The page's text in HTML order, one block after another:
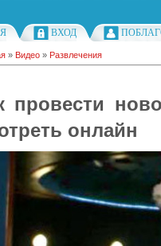
ВХОД
» Видео » Развлечения
провести
онлайн